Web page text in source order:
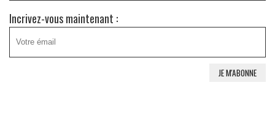
Incrivez-vous maintenant :